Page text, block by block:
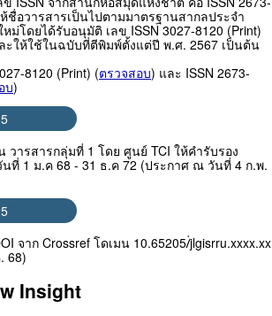
ชื่อวารสารเป็นไปตามมาตรฐานสากลประจำ
ม่โดยได้รับอนุมัติ เลข ISSN 3027-8120 (Print)
ะให้ใช้ในฉบับที่ตีพิมพ์ตั้งแต่ปี พ.ศ. 2567 เป็นต้น
8120 (Print) (ตรวจสอบ) และ ISSN 2673-
บ)
วารสารกลุ่มที่ 1 โดย ศูนย์ TCI ให้คำรับรอง
ที่ 1 ม.ค 68 - 31 ธ.ค 72 (ประกาศ ณ วันที่ 4 ก.พ.
จาก Crossref โดเมน 10.65205/่jlgisrru.xxxx.xx
68)
Insight